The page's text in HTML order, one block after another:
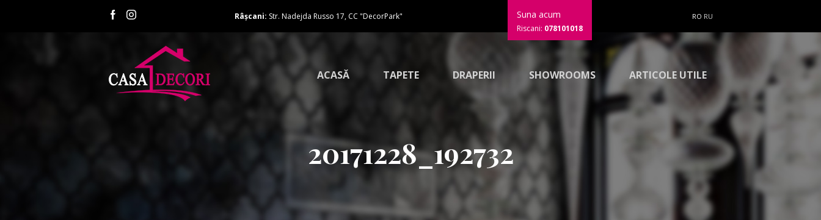
Râșcani: Str. Nadejda Russo 17, CC "DecorPark" Suna acum
Riscani: 078101018
RO RU
ACASĂ TAPETE DRAPERII SHOWROOMS ARTICOLE UTILE
20171228_192732